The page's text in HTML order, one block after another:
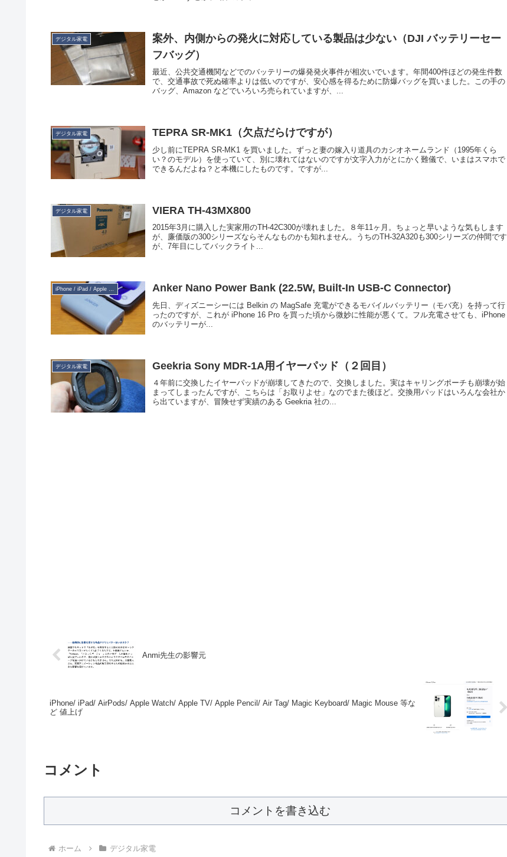
デジタル家電
案外、内側からの発火に対応している製品は少ない（DJI バッテリーセー
フバッグ）
最近、公共交通機関などでのバッテリーの爆発発火事件が相次いでいます。年間400件ほどの発生件数
で、交通事故で死ぬ確率よりは低いのですが、安心感を得るために防爆バッグを買いました。この手の
バッグ、Amazon などでいろいろ売られていますが、...
デジタル家電 TEPRA SR-MK1（欠点だらけですが）
少し前にTEPRA SR-MK1 を買いました。ずっと妻の嫁入り道具のカシオネームランド（1995年くら
い？のモデル）を使っていて、別に壊れてはないのですが文字入力がとにかく難儀で、いまはスマホで
できるんだよね？と本機にしたものです。ですが...
デジタル家電 VIERA TH-43MX800
2015年3月に購入した実家用のTH-42C300が壊れました。８年11ヶ月。ちょっと早いような気もします
が、廉価版の300シリーズならそんなものかも知れません。うちのTH-32A320も300シリーズの仲間です
が、7年目にしてバックライト...
Anker Nano Power Bank (22.5W, Built-In USB-C Connector)
先日、ディズニーシーには Belkin の MagSafe 充電ができるモバイルバッテリー（モバ充）を持って行
ったのですが、これが iPhone 16 Pro を買った頃から微妙に性能が悪くて。フル充電させても、iPhone
のバッテリーが...
デジタル家電 Geekria Sony MDR-1A用イヤーパッド（２回目）
４年前に交換したイヤーパッドが崩壊してきたので、交換しました。実はキャリングポーチも崩壊が始
まってしまったんですが、こちらは「お取りよせ」なのでまた後ほど。交換用パッドはいろんな会社か
ら出ていますが、冒険せず実績のある Geekria 社の...
Anmi先生の影響元
iPhone/ iPad/ AirPods/ Apple Watch/ Apple TV/ Apple Pencil/ Air Tag/ Magic Keyboard/ Magic Mouse 等な
ど 値上げ
コメント
コメントを書き込む
ホーム デジタル家電